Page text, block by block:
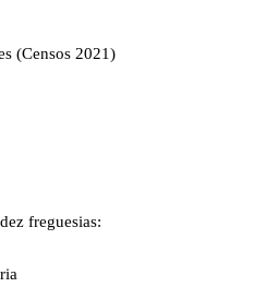
(Censos 2021)
freguesias: